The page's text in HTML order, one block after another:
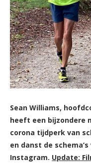
Sean Williams,
heeft een bijzondere
corona tijdperk van
en danst de
Instagram. Update: